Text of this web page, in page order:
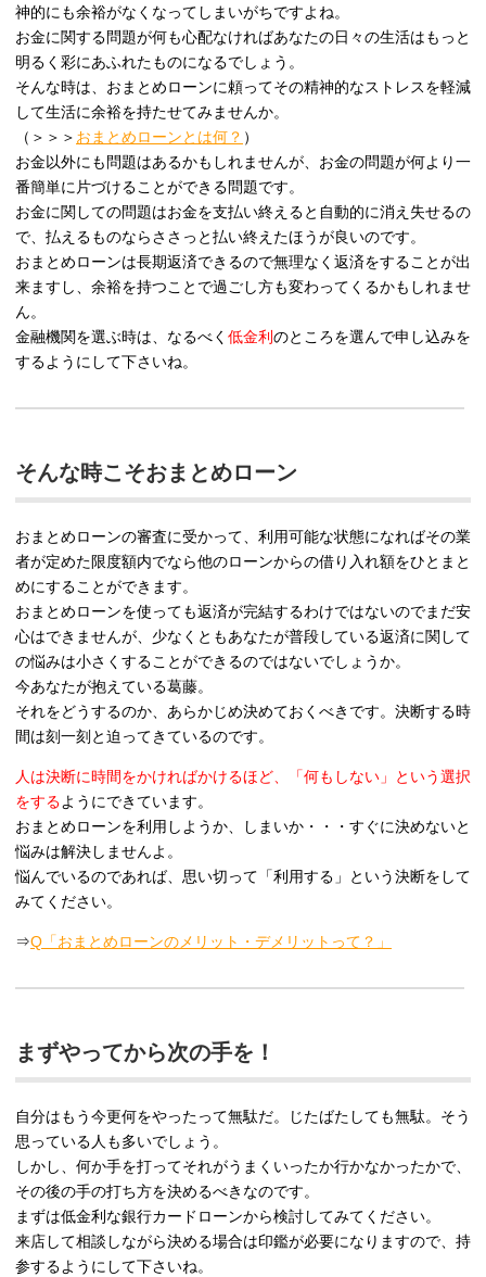
神的にも余裕がなくなってしまいがちですよね。
お金に関する問題が何も心配なければあなたの日々の生活はもっと
明るく彩にあふれたものになるでしょう。
そんな時は、おまとめローンに頼ってその精神的なストレスを軽減
して生活に余裕を持たせてみませんか。
（＞＞＞ おまとめローンとは何？ ）
お金以外にも問題はあるかもしれませんが、お金の問題が何より一
番簡単に片づけることができる問題です。
お金に関しての問題はお金を支払い終えると自動的に消え失せるの
で、払えるものならささっと払い終えたほうが良いのです。
おまとめローンは長期返済できるので無理なく返済をすることが出
来ますし、余裕を持つことで過ごし方も変わってくるかもしれませ
ん。
金融機関を選ぶ時は、なるべく 低金利 のところを選んで申し込みを
するようにして下さいね。
そんな時こそおまとめローン
おまとめローンの審査に受かって、利用可能な状態になればその業
者が定めた限度額内でなら他のローンからの借り入れ額をひとまと
めにすることができます。
おまとめローンを使っても返済が完結するわけではないのでまだ安
心はできませんが、少なくともあなたが普段している返済に関して
の悩みは小さくすることができるのではないでしょうか。
今あなたが抱えている葛藤。
それをどうするのか、あらかじめ決めておくべきです。決断する時
間は刻一刻と迫ってきているのです。
人は決断に時間をかければかけるほど、「何もしない」という選択
をするようにできています。
おまとめローンを利用しようか、しまいか・・・すぐに決めないと
悩みは解決しませんよ。
悩んでいるのであれば、思い切って「利用する」という決断をして
みてください。
⇒Q「おまとめローンのメリット・デメリットって？」
まずやってから次の手を！
自分はもう今更何をやったって無駄だ。じたばたしても無駄。そう
思っている人も多いでしょう。
しかし、何か手を打ってそれがうまくいったか行かなかったかで、
その後の手の打ち方を決めるべきなのです。
まずは低金利な銀行カードローンから検討してみてください。
来店して相談しながら決める場合は印鑑が必要になりますので、持
参するようにして下さいね。